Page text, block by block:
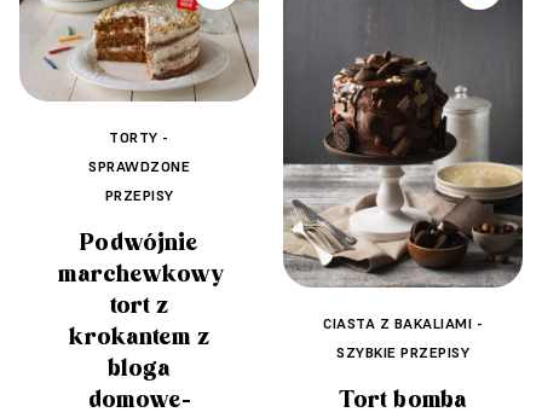
TORTY -
SPRAWDZONE
PRZEPISY
Podwójnie
marchewkowy
tort z
krokantem z
bloga
domowe-
CIASTA Z BAKALIAMI -
SZYBKIE PRZEPISY
Tort bomba